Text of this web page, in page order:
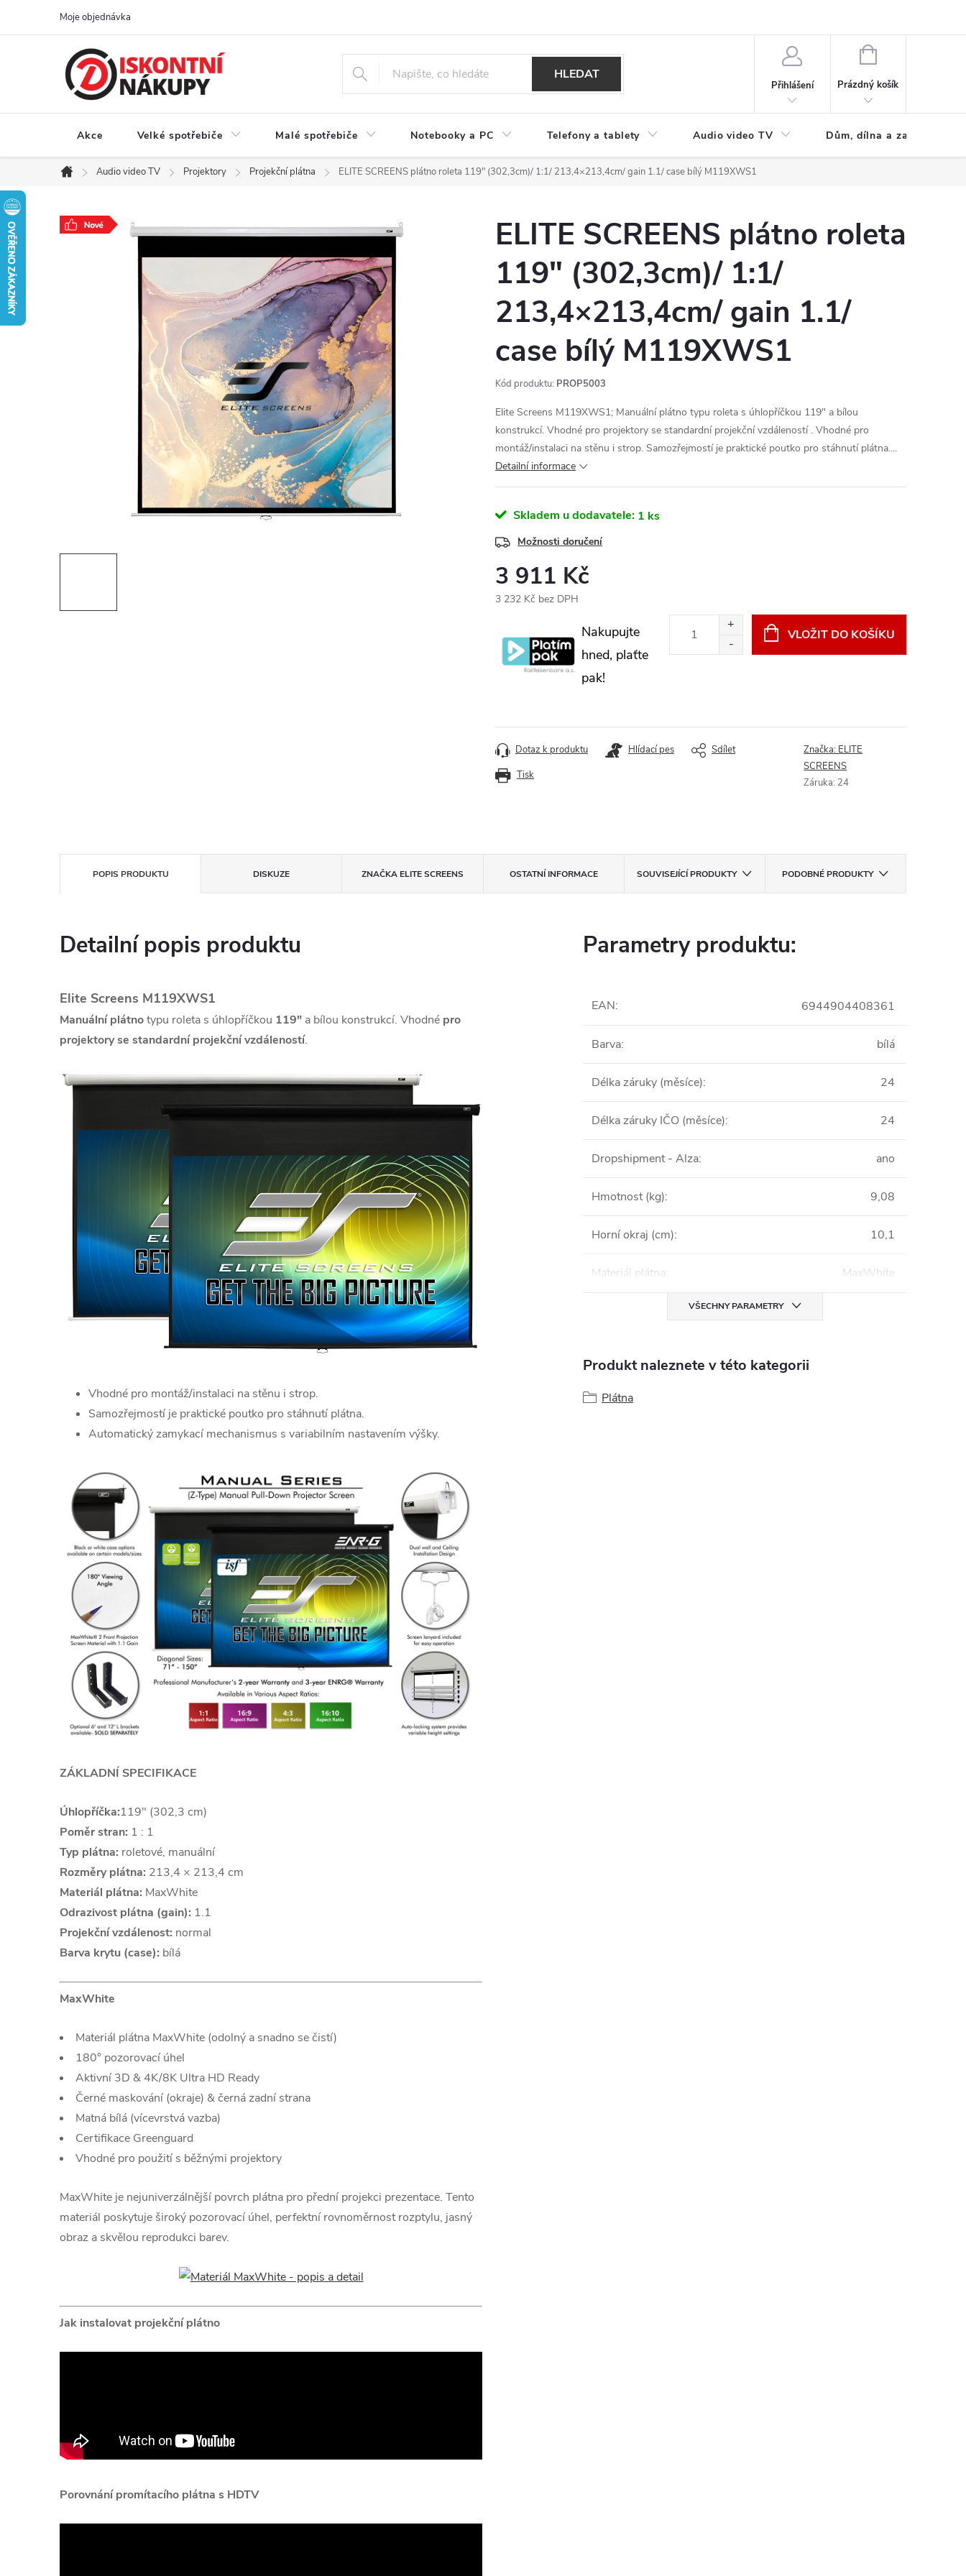
Moje objednávka
HLEDAT
Přihlášení
NÁKUPNÍ
Prázdný košík
Akce Velké spotřebiče Malé spotřebiče Notebooky a PC Telefony a tablety Audio video TV Dům, dílna a zahrada
Domů
Audio video TV Projektory Projekční plátna ELITE SCREENS plátno roleta 119" (302,3cm)/ 1:1/ 213,4×213,4cm/ gain 1.1/ case bílý M119XWS1
ELITE SCREENS plátno roleta
119" (302,3cm)/ 1:1/
213,4×213,4cm/ gain 1.1/
case bílý M119XWS1
Kód produktu: PROP5003
Elite Screens M119XWS1; Manuální plátno typu roleta s úhlopříčkou 119" a bílou
konstrukcí. Vhodné pro projektory se standardní projekční vzdáleností . Vhodné pro
montáž/instalaci na stěnu i strop. Samozřejmostí je praktické poutko pro stáhnutí plátna....
Detailní informace
Skladem u dodavatele: 1 ks
Možnosti doručení
3 911 Kč
3 232 Kč bez DPH
Nakupujte
hned, plaťte
pak!
VLOŽIT DO KOŠÍKU
Tisk
Dotaz k produktu Hlídací pes Sdílet Značka: ELITE
SCREENS
Záruka: 24
POPIS PRODUKTU DISKUZE ZNAČKAELITE SCREENS OSTATNÍ INFORMACE SOUVISEJÍCÍ PRODUKTY PODOBNÉ PRODUKTY
Detailní popis produktu
Elite Screens M119XWS1
Manuální plátnotypu roleta s úhlopříčkou 119" a bílou konstrukcí. Vhodné pro
projektory se standardní projekční vzdáleností.
Vhodné pro montáž/instalaci na stěnu i strop.
Samozřejmostí je praktické poutko pro stáhnutí plátna.
Automatický zamykací mechanismus s variabilním nastavením výšky.
ZÁKLADNÍ SPECIFIKACE
Úhlopříčka:119" (302,3 cm)
Poměr stran: 1 : 1
Typ plátna: roletové, manuální
Rozměry plátna: 213,4 × 213,4 cm
Materiál plátna: MaxWhite
Odrazivost plátna (gain): 1.1
Projekční vzdálenost: normal
Barva krytu (case): bílá
MaxWhite
Materiál plátna MaxWhite (odolný a snadno se čistí)
180° pozorovací úhel
Aktivní 3D & 4K/8K Ultra HD Ready
Černé maskování (okraje) & černá zadní strana
Matná bílá (vícevrstvá vazba)
Certifikace Greenguard
Vhodné pro použití s běžnými projektory
MaxWhite je nejuniverzálnější povrch plátna pro přední projekci prezentace. Tento
materiál poskytuje široký pozorovací úhel, perfektní rovnoměrnost rozptylu, jasný
obraz a skvělou reprodukci barev.
Jak instalovat projekční plátno
Porovnání promítacího plátna s HDTV
Parametry produktu:
EAN: 6944904408361
Barva: bílá
Délka záruky (měsíce): 24
Délka záruky IČO (měsíce): 24
Dropshipment - Alza: ano
Hmotnost (kg): 9,08
Horní okraj (cm): 10,1
Materiál plátna: MaxWhite
VŠECHNY PARAMETRY
Produkt naleznete v této kategorii
Plátna